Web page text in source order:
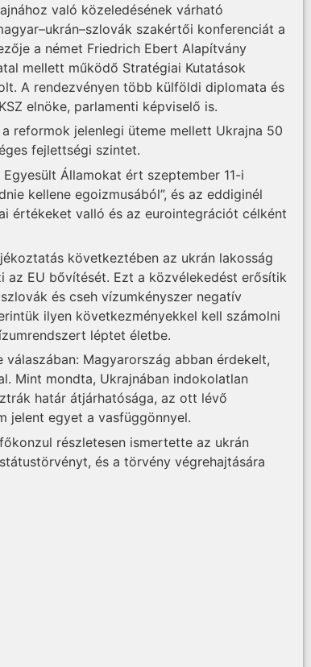
való közeledésének várható
szakértői konferenciát a
a német Friedrich Ebert Alapítvány
mellett működő Stratégiai Kutatások
A rendezvényen több külföldi diplomata és
elnöke, parlamenti képviselő is.
reformok jelenlegi üteme mellett Ukrajna 50
fejlettségi szintet.
Államokat ért szeptember 11-i
kellene egoizmusából”, és az eddiginél
értékeket valló és az eurointegrációt célként
következtében az ukrán lakosság
EU bővítését. Ezt a közvélekedést erősítik
és cseh vízumkényszer negatív
ilyen következményekkel kell számolni
léptet életbe.
Magyarország abban érdekelt,
Mint mondta, Ukrajnában indokolatlan
határ átjárhatósága, az ott lévő
jelent egyet a vasfüggönnyel.
részletesen ismertette az ukrán
és a törvény végrehajtására